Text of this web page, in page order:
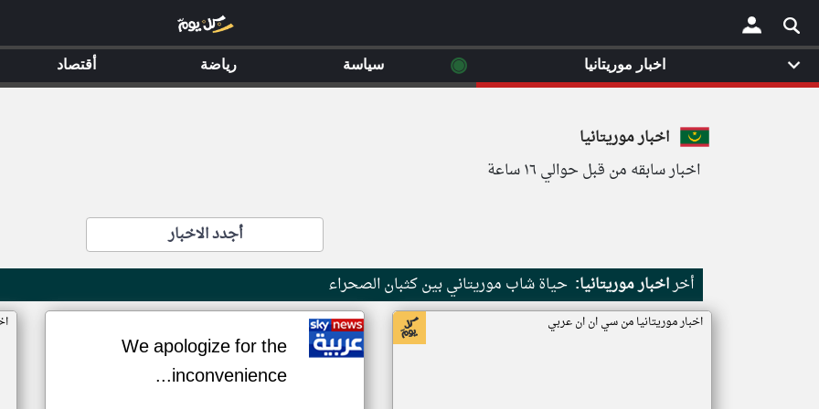
×
اخبار موريتانيا
اخبار سابقه من قبل حوالي ١٦ ساعة
أجدد الاخبار
أخراخبار موريتانيا: حياة شاب موريتاني بين كثبان الصحراء
اخبار موريتانيا من سي ان ان عربي
We apologize for the
inconvenience...
اخبار موريتانيا ◉ سياسة رياضة أقتصاد